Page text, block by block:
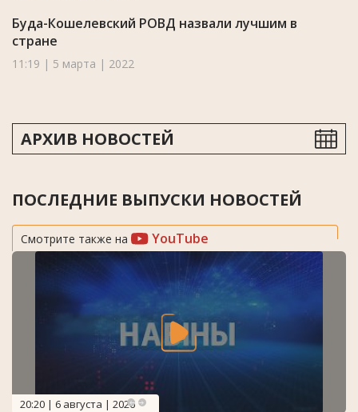
Буда-Кошелевский РОВД назвали лучшим в
стране
11:19 | 5 марта | 2022
АРХИВ НОВОСТЕЙ
ПОСЛЕДНИЕ ВЫПУСКИ НОВОСТЕЙ
Смотрите также на YouTube
20:20 | 6 августа | 2026